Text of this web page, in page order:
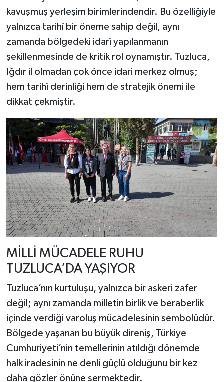
kavuşmuş yerleşim birimlerindendir. Bu özelliğiyle
yalnızca tarihî bir öneme sahip değil, aynı
zamanda bölgedeki idarî yapılanmanın
şekillenmesinde de kritik rol oynamıştır. Tuzluca,
Iğdır il olmadan çok önce idari merkez olmuş;
hem tarihî derinliği hem de stratejik önemi ile
dikkat çekmiştir.
MİLLİ MÜCADELE RUHU
TUZLUCA’DA YAŞIYOR
Tuzluca’nın kurtuluşu, yalnızca bir askeri zafer
değil; aynı zamanda milletin birlik ve beraberlik
içinde verdiği varoluş mücadelesinin sembolüdür.
Bölgede yaşanan bu büyük direniş, Türkiye
Cumhuriyeti’nin temellerinin atıldığı dönemde
halk iradesinin ne denli güçlü olduğunu bir kez
daha gözler önüne sermektedir.